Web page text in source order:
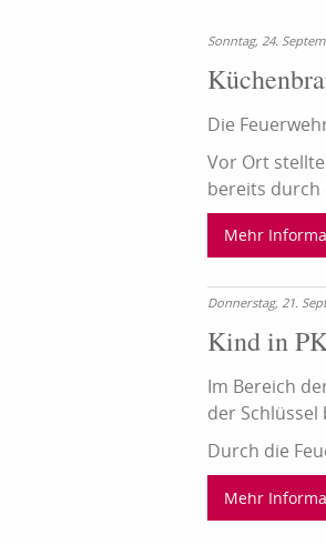
Sonntag, 24.
Die
Vor Ort
bereits durch
Mehr
Donnerstag, 21.
Kind in
Im Bereich
der Schlüssel
Durch die
Mehr